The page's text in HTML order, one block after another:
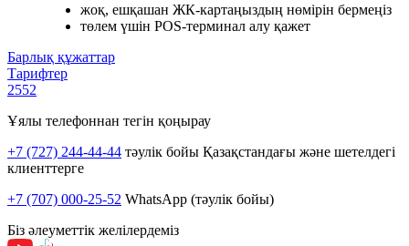
жоқ, ешқашан ЖК-картаңыздың нөмірін бермеңіз
төлем үшін POS-терминал алу қажет
Барлық құжаттар
Тарифтер
2552
Ұялы телефоннан тегін қоңырау
+7 (727) 244-44-44 тәулік бойы Қазақстандағы және шетелдегі
клиенттерге
+7 (707) 000-25-52 WhatsApp (тәулік бойы)
Біз әлеуметтік желілердеміз